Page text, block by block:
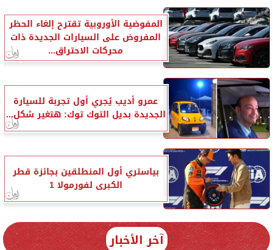
المفوضية الأوروبية تقترح إلغاء الحظر
المفروض على السيارات الجديدة ذات
محركات الاحتراق...
عمرو أديب يُجري أول تجربة للسيارة
الجديدة بديل التوك توك: هتغير شكل...
بياستري أول المنطلقين بجائزة قطر
الكبرى لفورمولا 1
آخر الأخبار